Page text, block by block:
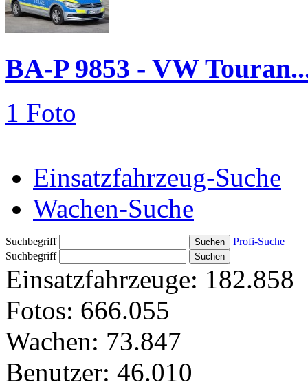
BA-P 9853 - VW
1 Foto
Einsatzfahrzeug-Suche
Wachen-Suche
Suchbegriff
Profi-Suche
Suchbegriff
Einsatzfahrzeuge: 182.858
Fotos: 666.055
Wachen: 73.847
Benutzer: 46.010